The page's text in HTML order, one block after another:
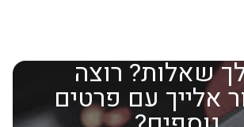
שאלות? רוצה
אלייך עם פרטים